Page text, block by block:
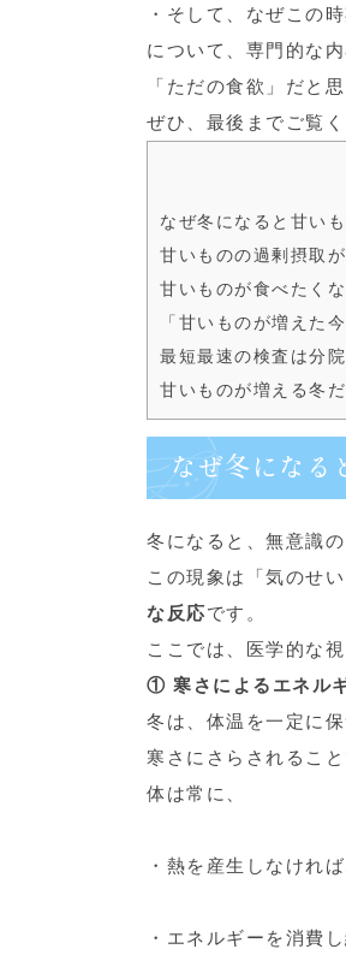
・そして、なぜこの
について、専門的な
「ただの食欲」だと
ぜひ、最後までご覧く
なぜ冬になると甘い
甘いものの過剰摂取
甘いものが食べたく
「甘いものが増えた
最短最速の検査は分
甘いものが増える冬
なぜ冬になる
冬になると、無意識
この現象は「気のせ
な反応です。
ここでは、医学的な
① 寒さによるエネル
冬は、体温を一定に
寒さにさらされるこ
体は常に、
・熱を産生しなけれ
・エネルギーを消費